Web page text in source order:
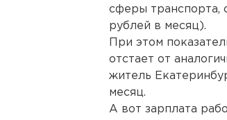
сферы транспорта,
рублей в месяц).
При этом
отстает от
житель
месяц.
А вот зарплата